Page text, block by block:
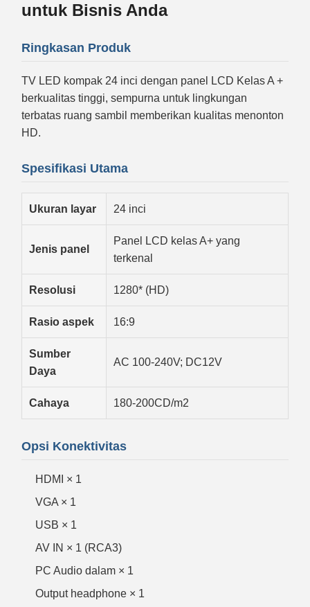
untuk Bisnis Anda
Ringkasan Produk
TV LED kompak 24 inci dengan panel LCD Kelas A +
berkualitas tinggi, sempurna untuk lingkungan
terbatas ruang sambil memberikan kualitas menonton
HD.
Spesifikasi Utama
Ukuran layar 24 inci
Jenis panel
Panel LCD kelas A+ yang
terkenal
Resolusi 1280* (HD)
Rasio aspek 16:9
Sumber
Daya
AC 100-240V; DC12V
Cahaya 180-200CD/m2
Opsi Konektivitas
HDMI × 1
VGA × 1
USB × 1
AV IN × 1 (RCA3)
PC Audio dalam × 1
Output headphone × 1